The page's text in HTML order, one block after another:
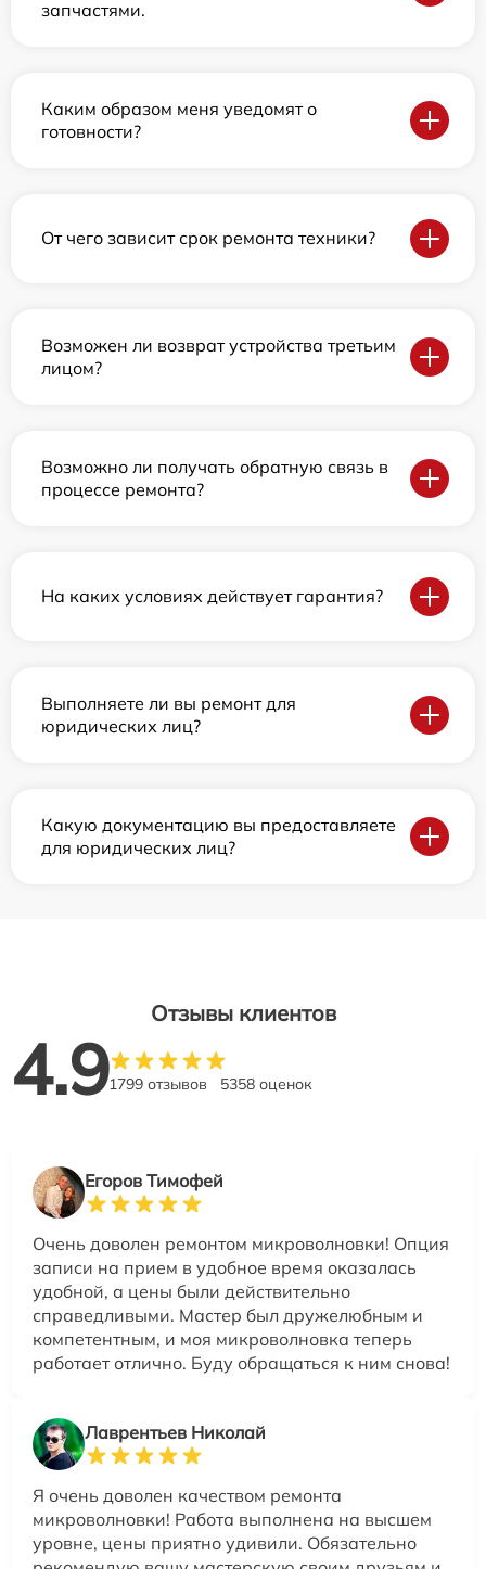
запчастями.
Каким образом меня уведомят о
готовности?
От чего зависит срок ремонта техники?
Возможен ли возврат устройства третьим
лицом?
Возможно ли получать обратную связь в
процессе ремонта?
На каких условиях действует гарантия?
Выполняете ли вы ремонт для
юридических лиц?
Какую документацию вы предоставляете
для юридических лиц?
Отзывы клиентов
4.91799 отзывов 5358 оценок
Егоров Тимофей
Очень доволен ремонтом микроволновки! Опция
записи на прием в удобное время оказалась
удобной, а цены были действительно
справедливыми. Мастер был дружелюбным и
компетентным, и моя микроволновка теперь
работает отлично. Буду обращаться к ним снова!
Лаврентьев Николай
Я очень доволен качеством ремонта
микроволновки! Работа выполнена на высшем
уровне, цены приятно удивили. Обязательно